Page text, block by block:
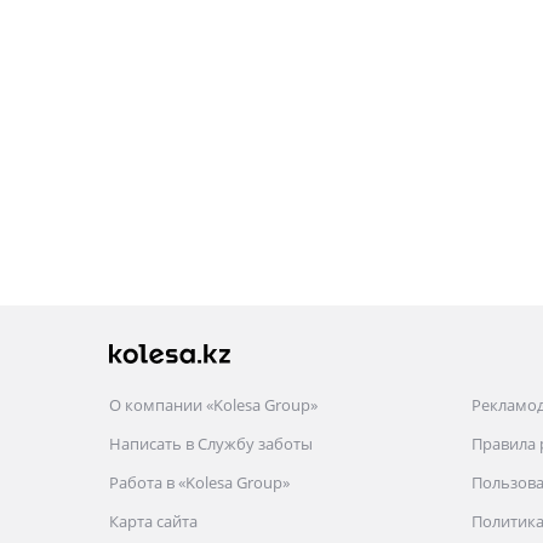
О компании «Kolesa Group»
Написать в Службу заботы
Работа в «Kolesa Group»
Карта сайта
Правила